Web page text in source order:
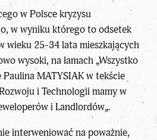
w Polsce kryzysu
w wyniku którego to odsetek
wieku 25-34 lata mieszkających
wysoki, na łamach „Wszystko
Paulina MATYSIAKw tekście
i Technologii mamy w
i Landlordów„.
interweniować na poważnie,